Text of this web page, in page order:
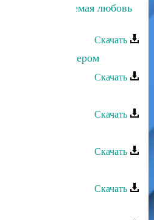
Непредсказуемая любовь
Скачать
- Однажды вечером
Скачать
Скачать
Дагестан
Скачать
Скачать
Цветок души